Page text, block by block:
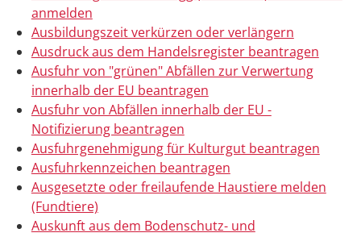
anmelden
Ausbildungszeit verkürzen oder verlängern
Ausdruck aus dem Handelsregister beantragen
Ausfuhr von "grünen" Abfällen zur Verwertung
innerhalb der EU beantragen
Ausfuhr von Abfällen innerhalb der EU -
Notifizierung beantragen
Ausfuhrgenehmigung für Kulturgut beantragen
Ausfuhrkennzeichen beantragen
Ausgesetzte oder freilaufende Haustiere melden
(Fundtiere)
Auskunft aus dem Bodenschutz- und